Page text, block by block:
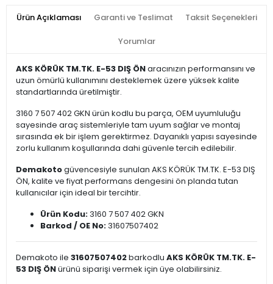
Ürün Açıklaması Garanti ve Teslimat Taksit Seçenekleri
Yorumlar
AKS KÖRÜK TM.TK. E-53 DIŞ ÖNaracınızın performansını ve
uzun ömürlü kullanımını desteklemek üzere yüksek kalite
standartlarında üretilmiştir.
3160 7 507 402 GKN ürün kodlu bu parça, OEM uyumluluğu
sayesinde araç sistemleriyle tam uyum sağlar ve montaj
sırasında ek bir işlem gerektirmez. Dayanıklı yapısı sayesinde
zorlu kullanım koşullarında dahi güvenle tercih edilebilir.
Demakotogüvencesiyle sunulan AKS KÖRÜK TM.TK. E-53 DIŞ
ÖN, kalite ve fiyat performans dengesini ön planda tutan
kullanıcılar için ideal bir tercihtir.
Ürün Kodu:3160 7 507 402 GKN
Barkod / OE No:31607507402
Demakoto ile 31607507402barkodlu AKS KÖRÜK TM.TK. E-
53 DIŞ ÖNürünü siparişi vermek için üye olabilirsiniz.